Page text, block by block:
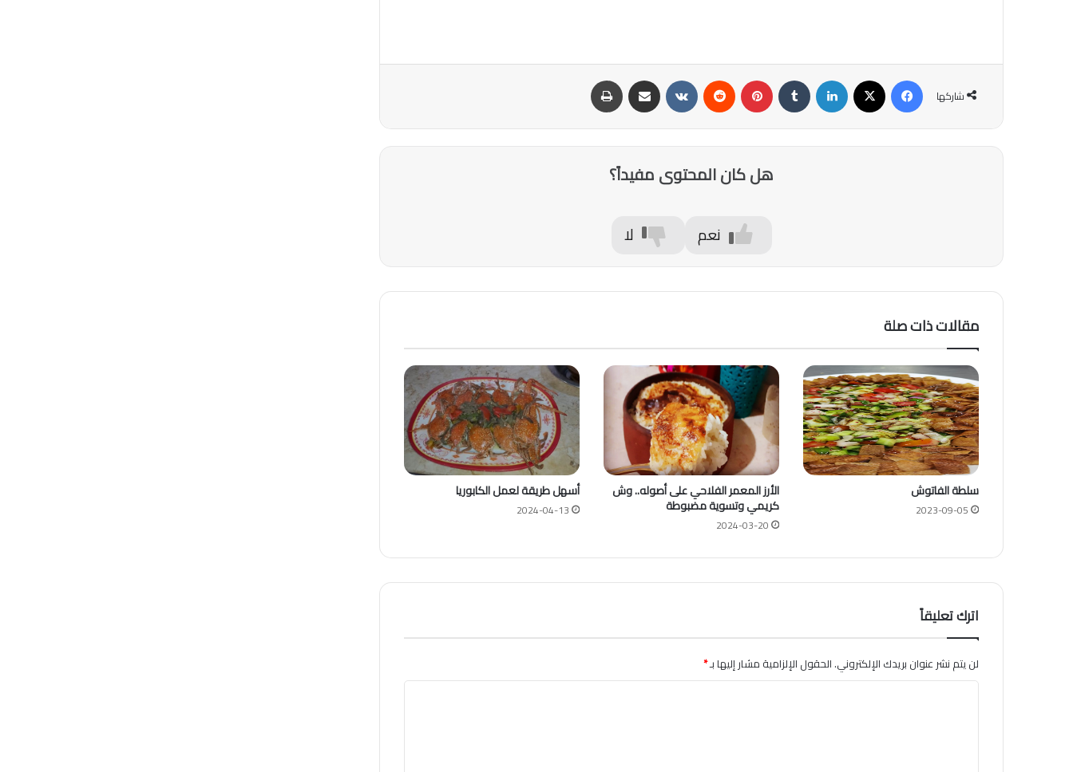
شاركها
هل كان المحتوى مفيداً؟
نعم لا
مقالات ذات صلة
سلطة الفاتوش
2023-09-05
الأرز المعمر الفلاحي على أصوله.. وش
كريمي وتسوية مضبوطة
2024-03-20
أسهل طريقة لعمل الكابوريا
2024-04-13
اترك تعليقاً
لن يتم نشر عنوان بريدك الإلكتروني.الحقول الإلزامية مشار إليها بـ*